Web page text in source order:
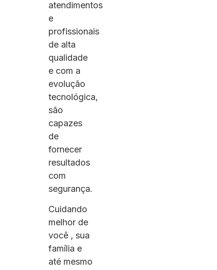
atendimentos
e
profissionais
de alta
qualidade
e com a
evolução
tecnológica,
são
capazes
de
fornecer
resultados
com
segurança.
Cuidando
melhor de
você , sua
família e
até mesmo